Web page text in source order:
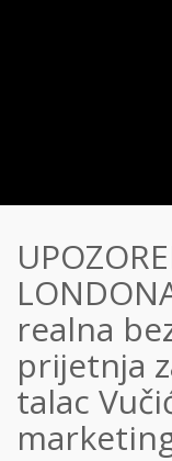
realna
prijetnja
talac